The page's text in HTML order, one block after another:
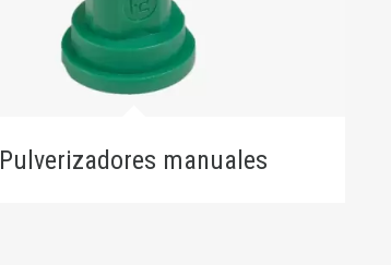
Pulverizadores manuales